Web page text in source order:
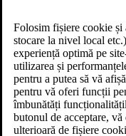
viteză ridicată. Există, de
controleze complet
suplimentare.
În cazul unei coliziuni
într-o manieră controlată,
importantă, în mod
vehicule sau obiecte.